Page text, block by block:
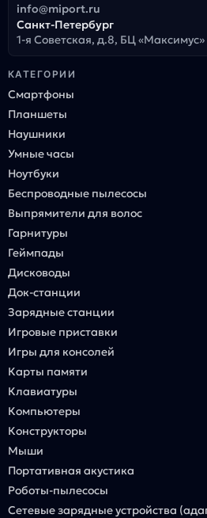
info@miport.ru
Санкт-Петербург
1-я Советская, д.8, БЦ «Максимус»
КАТЕГОРИИ
Смартфоны
Планшеты
Наушники
Умные часы
Ноутбуки
Беспроводные пылесосы
Выпрямители для волос
Гарнитуры
Геймпады
Дисководы
Док-станции
Зарядные станции
Игровые приставки
Игры для консолей
Карты памяти
Клавиатуры
Компьютеры
Конструкторы
Мыши
Портативная акустика
Роботы-пылесосы
Сетевые зарядные устройства